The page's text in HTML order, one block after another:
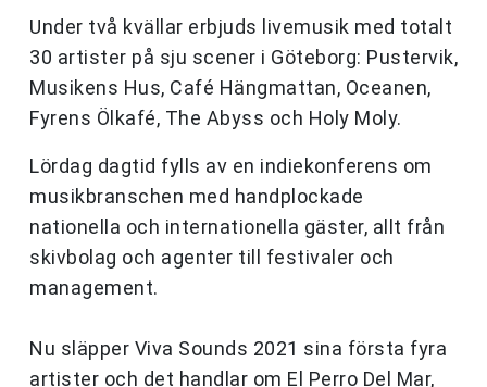
Under två kvällar erbjuds livemusik med totalt
30 artister på sju scener i Göteborg: Pustervik,
Musikens Hus, Café Hängmattan, Oceanen,
Fyrens Ölkafé, The Abyss och Holy Moly.
Lördag dagtid fylls av en indiekonferens om
musikbranschen med handplockade
nationella och internationella gäster, allt från
skivbolag och agenter till festivaler och
management.
Nu släpper Viva Sounds 2021 sina första fyra
artister och det handlar om El Perro Del Mar,